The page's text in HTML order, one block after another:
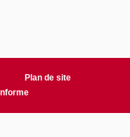
Plan de site